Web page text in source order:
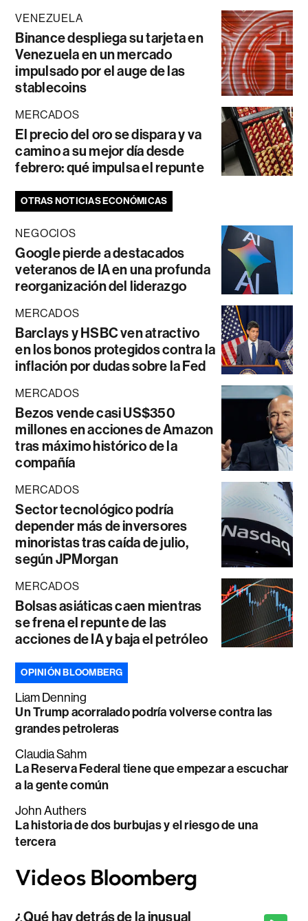
VENEZUELA
Binance despliega su tarjeta en
Venezuela en un mercado
impulsado por el auge de las
stablecoins
MERCADOS
El precio del oro se dispara y va
camino a su mejor día desde
febrero: qué impulsa el repunte
OTRAS NOTICIAS ECONÓMICAS
NEGOCIOS
Google pierde a destacados
veteranos de IA en una profunda
reorganización del liderazgo
MERCADOS
Barclays y HSBC ven atractivo
en los bonos protegidos contra la
inflación por dudas sobre la Fed
MERCADOS
Bezos vende casi US$350
millones en acciones de Amazon
tras máximo histórico de la
compañía
MERCADOS
Sector tecnológico podría
depender más de inversores
minoristas tras caída de julio,
según JPMorgan
MERCADOS
Bolsas asiáticas caen mientras
se frena el repunte de las
acciones de IA y baja el petróleo
OPINIÓN BLOOMBERG
Liam Denning
Un Trump acorralado podría volverse contra las
grandes petroleras
Claudia Sahm
La Reserva Federal tiene que empezar a escuchar
a la gente común
John Authers
La historia de dos burbujas y el riesgo de una
tercera
¿Qué hay detrás de la inusual